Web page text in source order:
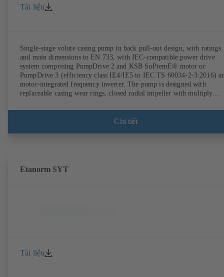
Tài liệu
Single-stage volute casing pump in back pull-out design, with ratings
and main dimensions to EN 733, with IEC-compatible power drive
system comprising PumpDrive 2 and KSB SuPremE® motor or
PumpDrive 3 (efficiency class IE4/IE5 to IEC TS 60034-2-3:2016)
motor-integrated frequency inverter. The pump is designed with
replaceable casing wear rings, closed radial impeller with multiply
EN 12756, shaft equipped with replaceable shaft protecting sleeve in
shaft seal area. The back pull-out design allows the coupling, bearing
of the ErP Directive's efficiency requirements.
Chi tiết
Etanorm SYT
Tài liệu